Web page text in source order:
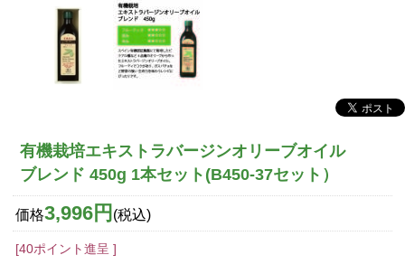
有機栽培エキストラバージンオリーブオイル
ブレンド 450g 1本セット(B450-37セット）
価格3,996円 (税込)
[40ポイント進呈 ]